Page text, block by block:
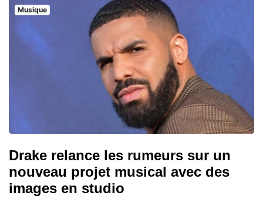
Musique
Drake relance les rumeurs sur un
nouveau projet musical avec des
images en studio